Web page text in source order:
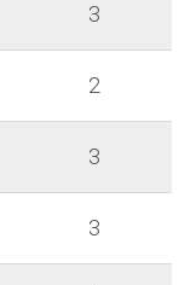
3
2
3
3